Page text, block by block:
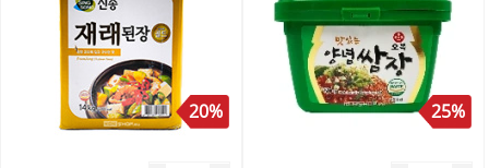
20% 25%